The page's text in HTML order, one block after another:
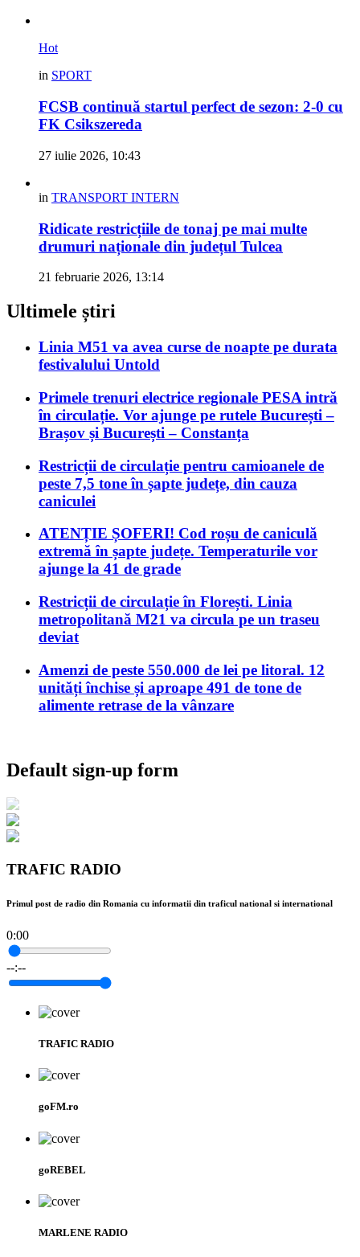
Hot
in SPORT
FCSB continuă startul perfect de sezon: 2-0 cu
FK Csikszereda
27 iulie 2026, 10:43
in TRANSPORT INTERN
Ridicate restricțiile de tonaj pe mai multe
drumuri naționale din județul Tulcea
21 februarie 2026, 13:14
Ultimele știri
Linia M51 va avea curse de noapte pe durata
festivalului Untold
Primele trenuri electrice regionale PESA intră
în circulație. Vor ajunge pe rutele București –
Brașov și București – Constanța
Restricții de circulație pentru camioanele de
peste 7,5 tone în șapte județe, din cauza
caniculei
ATENȚIE ȘOFERI! Cod roșu de caniculă
extremă în șapte județe. Temperaturile vor
ajunge la 41 de grade
Restricții de circulație în Florești. Linia
metropolitană M21 va circula pe un traseu
deviat
Amenzi de peste 550.000 de lei pe litoral. 12
unități închise și aproape 491 de tone de
alimente retrase de la vânzare
Default sign-up form
TRAFIC RADIO
Primul post de radio din Romania cu informatii din traficul national si international
0:00
--:--
TRAFIC RADIO
goFM.ro
goREBEL
MARLENE RADIO